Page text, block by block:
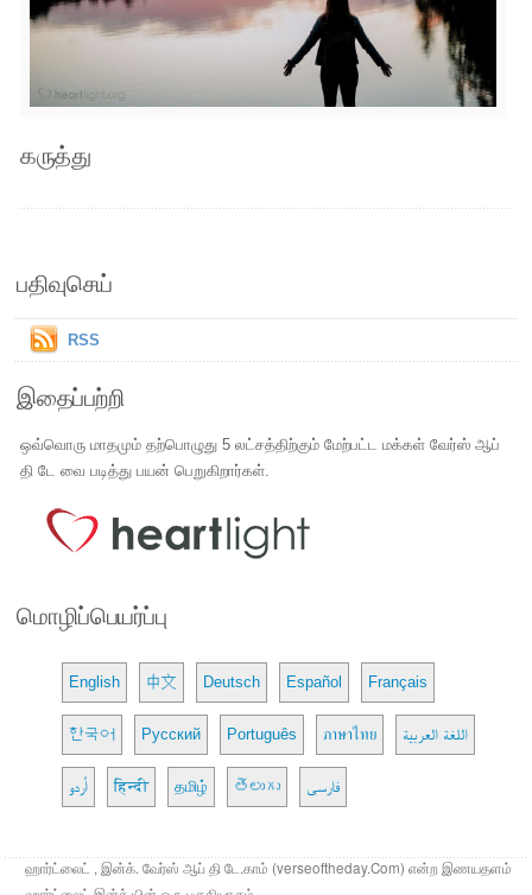
கருத்து
பதிவுசெய்
RSS
இதைப்பற்றி
ஒவ்வொரு மாதமும் தற்பொழுது 5 லட்சத்திற்கும் மேற்பட்ட மக்கள் வேர்ஸ் ஆப்
தி டே வை படித்து பயன் பெறுகிறார்கள்.
மொழிப்பெயர்ப்பு
English 中文 Deutsch Español Français
한국어 Русский Português ภาษาไทย اللغة العربية
اُردو हिन्दी தமிழ் తెలుగు فارسی
ஹார்ட்லைட் , இன்க். வேர்ஸ் ஆப் தி டே.காம் (verseoftheday.Com) என்ற இணயதளம்